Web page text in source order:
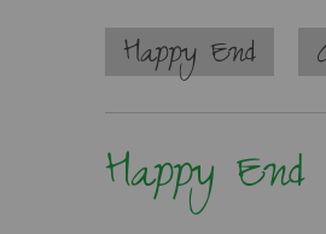
Navigation
überspringen
Happy End
Happy